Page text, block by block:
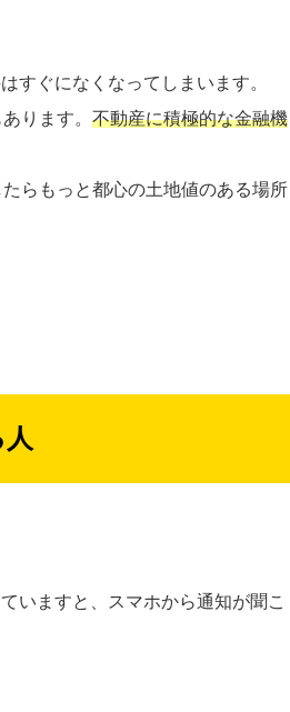
すぐになくなってしまいます。
ります。 不動産に積極的な金融機
らもっと都心の土地値のある場所
いますと、スマホから通知が聞こ